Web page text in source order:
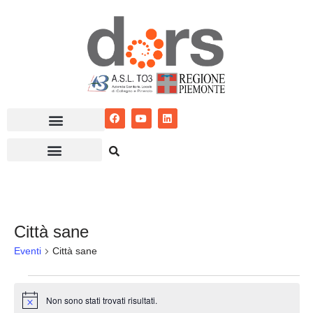
Città sane
Eventi Città sane
Notice Non sono stati trovati risultati.